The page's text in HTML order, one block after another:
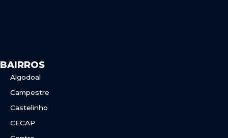
BAIRROS
Algodoal
Campestre
Castelinho
CECAP